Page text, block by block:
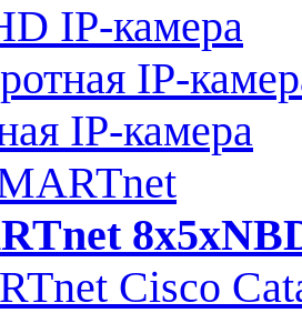
IP-камера
IP-
IP-камера
Cisco